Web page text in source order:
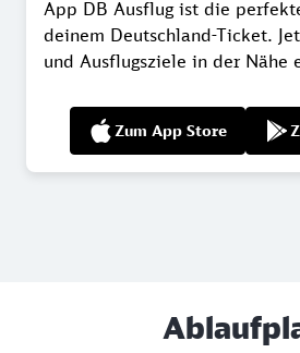
App DB Ausflug ist die
deinem Deutschland-Ticket.
und Ausflugsziele in der Nähe
Zum App Store